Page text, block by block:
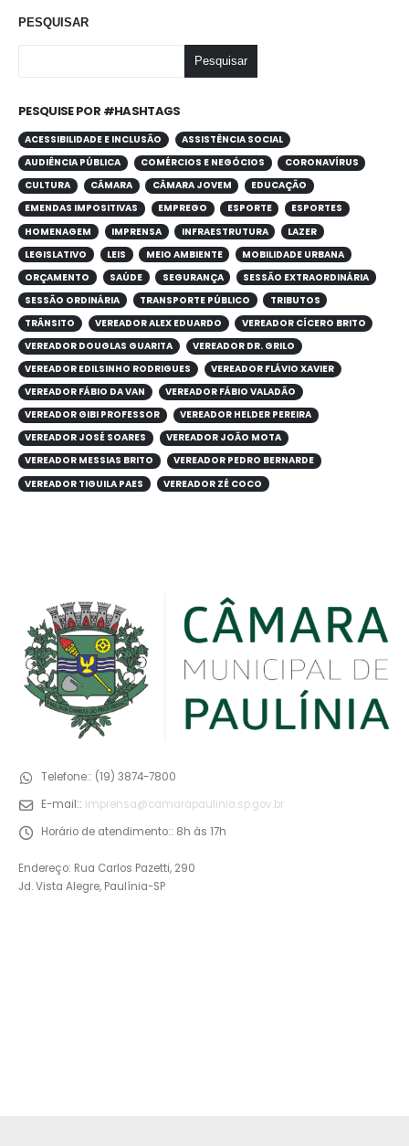
PESQUISAR
Pesquisar
PESQUISE POR #HASHTAGS
ACESSIBILIDADE E INCLUSÃO
ASSISTÊNCIA SOCIAL
AUDIÊNCIA PÚBLICA
COMÉRCIOS E NEGÓCIOS
CORONAVÍRUS
CULTURA
CÂMARA CÂMARA JOVEM
EDUCAÇÃO
EMENDAS IMPOSITIVAS
EMPREGO ESPORTE
ESPORTES
HOMENAGEM
IMPRENSA INFRAESTRUTURA
LAZER
LEGISLATIVO
LEIS MEIO AMBIENTE
MOBILIDADE URBANA
ORÇAMENTO
SAÚDE SEGURANÇA
SESSÃO EXTRAORDINÁRIA
SESSÃO ORDINÁRIA
TRANSPORTE PÚBLICO
TRIBUTOS
TRÂNSITO
VEREADOR ALEX EDUARDO
VEREADOR CÍCERO BRITO
VEREADOR DOUGLAS GUARITA
VEREADOR DR. GRILO
VEREADOR EDILSINHO RODRIGUES
VEREADOR FLÁVIO XAVIER
VEREADOR FÁBIO DA VAN
VEREADOR FÁBIO VALADÃO
VEREADOR GIBI PROFESSOR
VEREADOR HELDER PEREIRA
VEREADOR JOSÉ SOARES
VEREADOR JOÃO MOTA
VEREADOR MESSIAS BRITO
VEREADOR PEDRO BERNARDE
VEREADOR TIGUILA PAES
VEREADOR ZÉ COCO
Telefone:: (19) 3874-7800
E-mail:: imprensa@camarapaulinia.sp.gov.br
Horário de atendimento:: 8h às 17h
Endereço: Rua Carlos Pazetti, 290
Jd. Vista Alegre, Paulínia-SP